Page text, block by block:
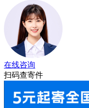
在线咨询
扫码查寄件